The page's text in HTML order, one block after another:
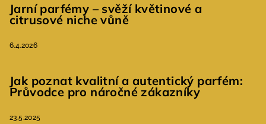
Jarní parfémy – svěží květinové a
citrusové niche vůně
6.4.2026
Jak poznat kvalitní a autentický parfém:
Průvodce pro náročné zákazníky
23.5.2025